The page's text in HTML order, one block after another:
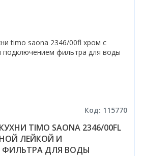
Код: 115770
TIMO SAONA 2346/00FL
ЛЕЙКОЙ И
ДЛЯ ВОДЫ